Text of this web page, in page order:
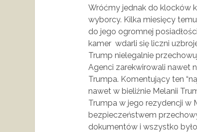
Wróćmy jednak do klocków
wyborcy. Kilka miesięcy
do jego ogromnej
kamer wdarli się liczni
Trump nielegalnie
Agenci zarekwirowali nawet
Trumpa. Komentujący ten
nawet w bieliźnie Melanii
Trumpa w jego rezydencji w
bezpieczeństwem
dokumentów i wszystko